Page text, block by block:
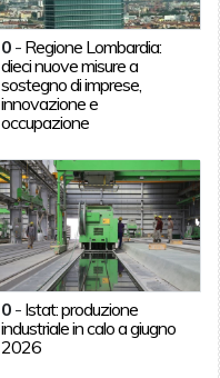
0 - Regione Lombardia:
dieci nuove misure a
sostegno di imprese,
innovazione e
occupazione
0 - Istat: produzione
industriale in calo a giugno
2026